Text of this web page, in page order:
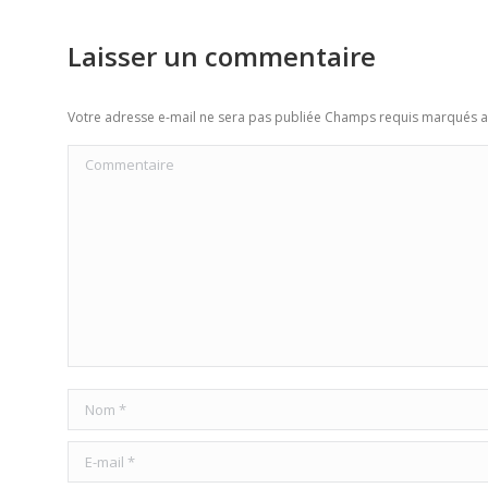
Laisser un commentaire
Votre adresse e-mail ne sera pas publiée Champs requis marqués
Commentaire
Nom *
E-mail *